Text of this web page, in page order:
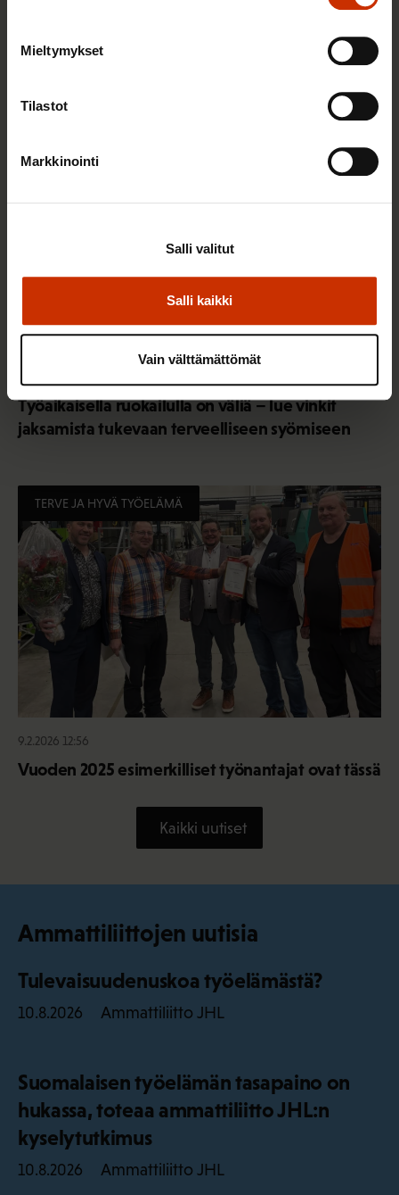
Mieltymykset
Tilastot
Markkinointi
Salli kaikki
Salli valitut
Vain välttämättömät
Työmarkkinakeskusjärjestöt: Tuottava ja
hyvinvoiva työelämä on yhteinen asia
Työaikaisella ruokailulla on väliä – lue vinkit
jaksamista tukevaan terveelliseen syömiseen
TERVE JA HYVÄ TYÖELÄMÄ
9.2.2026 12:56
Vuoden 2025 esimerkilliset työnantajat ovat tässä
Kaikki uutiset
Ammattiliittojen uutisia
Tulevaisuudenuskoa työelämästä?
10.8.2026 Ammattiliitto JHL
Suomalaisen työelämän tasapaino on
hukassa, toteaa ammattiliitto JHL:n
kyselytutkimus
10.8.2026 Ammattiliitto JHL